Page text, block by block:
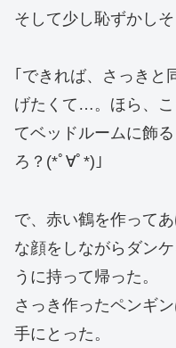
そして少し恥ずかしそ
｢できれば、さっきと
げたくて…。ほら、
てベッドルームに飾
ろ？(*ﾟ∀ﾟ*)｣
で、赤い鶴を作って
な顔をしながらダン
うに持って帰った。
さっき作ったペンギ
手にとった。